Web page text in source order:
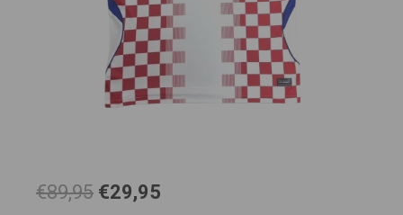
€89,95 El
€29,95